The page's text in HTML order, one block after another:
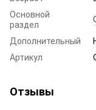
Основной
раздел
Дополнительный
Артикул
Отзывы